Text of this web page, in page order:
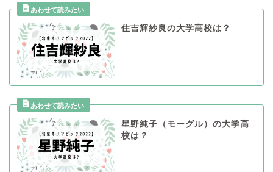
住吉輝紗良の大学高校は？
星野純子（モーグル）の大学高
校は？